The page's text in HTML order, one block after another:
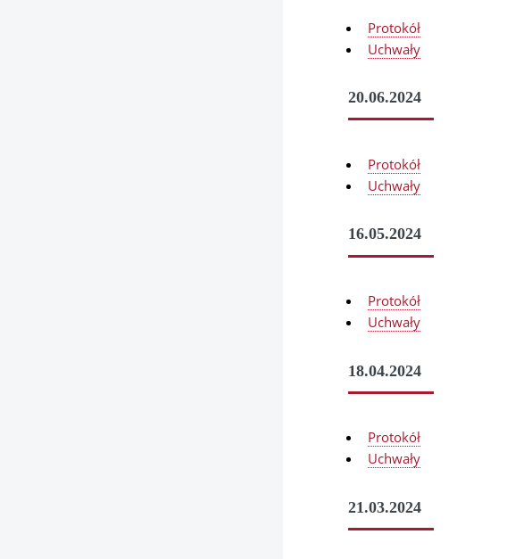
Protokół
Uchwały
20.06.2024
Protokół
Uchwały
16.05.2024
Protokół
Uchwały
18.04.2024
Protokół
Uchwały
21.03.2024